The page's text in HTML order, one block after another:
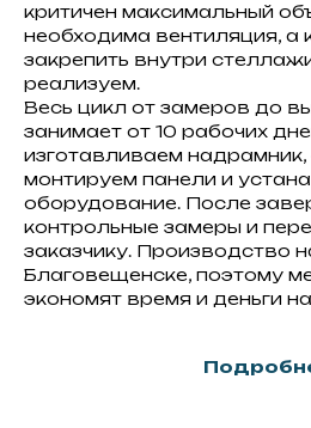
критичен максимальный
необходима вентиляция, а
закрепить внутри
реализуем.
Весь цикл от замеров до
занимает от 10 рабочих
изготавливаем
монтируем панели и
оборудование. После
контрольные замеры и
заказчику. Производство
Благовещенске, поэтому
экономят время и деньги